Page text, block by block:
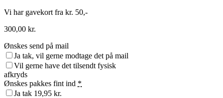
Vi har gavekort fra kr. 50,-
300,00 kr.
Ønskes send på mail
Ja tak, vil gerne modtage det på mail
Vil gerne have det tilsendt fysisk
afkryds
Ønskes pakkes fint ind *
Ja tak 19,95 kr.